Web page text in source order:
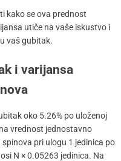
kako se ova prednost
utiče na vaše iskustvo i
vaš gubitak.
i varijansa
oko 5.26% po uloženoj
vrednost jednostavno
pri ulogu 1 jedinica po
N × 0.05263 jedinica. Na